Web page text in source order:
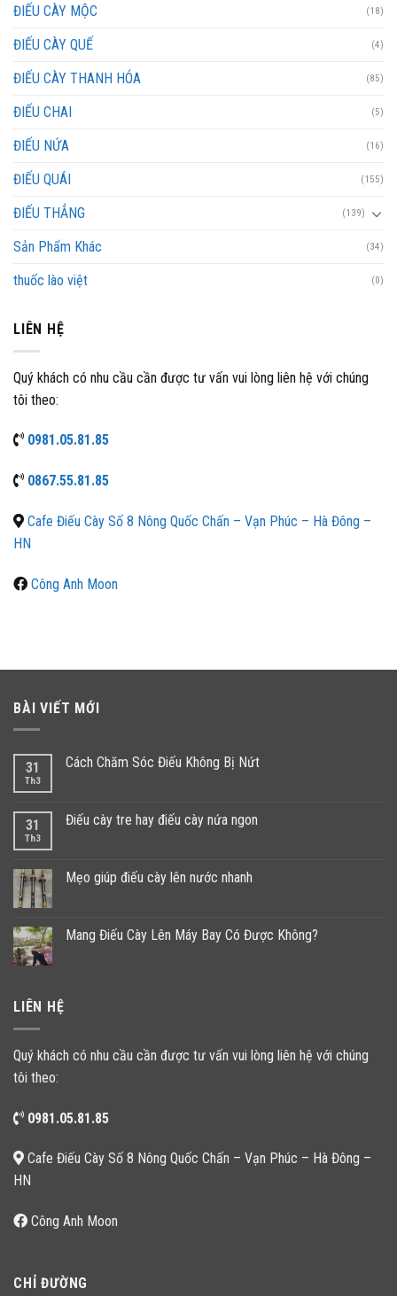
ĐIẾU CÀY MỘC (18)
ĐIẾU CÀY QUẾ (4)
ĐIẾU CÀY THANH HÓA (85)
ĐIẾU CHAI (5)
ĐIẾU NỨA (16)
ĐIẾU QUÁI (155)
ĐIẾU THẲNG (139)
Sản Phẩm Khác (34)
thuốc lào việt (0)
LIÊN HỆ
Quý khách có nhu cầu cần được tư vấn vui lòng liên hệ với chúng
tôi theo:
0981.05.81.85
0867.55.81.85
Cafe Điếu Cày Số 8 Nông Quốc Chấn – Vạn Phúc – Hà Đông –
HN
Công Anh Moon
BÀI VIẾT MỚI
31
Th3
Cách Chăm Sóc Điếu Không Bị Nứt
31
Th3
Điếu cày tre hay điếu cày nứa ngon
Mẹo giúp điếu cày lên nước nhanh
Mang Điếu Cày Lên Máy Bay Có Được Không?
LIÊN HỆ
Quý khách có nhu cầu cần được tư vấn vui lòng liên hệ với chúng
tôi theo:
0981.05.81.85
Cafe Điếu Cày Số 8 Nông Quốc Chấn – Vạn Phúc – Hà Đông –
HN
Công Anh Moon
CHỈ ĐƯỜNG